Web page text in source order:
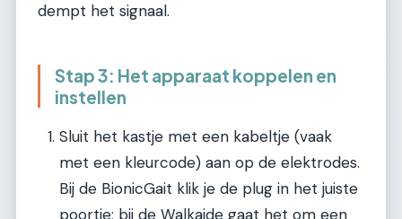
dempt het signaal.
Stap 3: Het apparaat koppelen en
instellen
Sluit het kastje met een kabeltje (vaak
met een kleurcode) aan op de elektrodes.
Bij de BionicGait klik je de plug in het juiste
poortje; bij de Walkaide gaat het om een